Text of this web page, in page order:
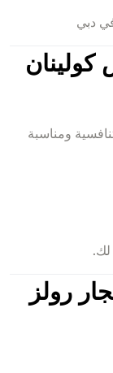
دبي
كولينان
ومناسبة
رولز